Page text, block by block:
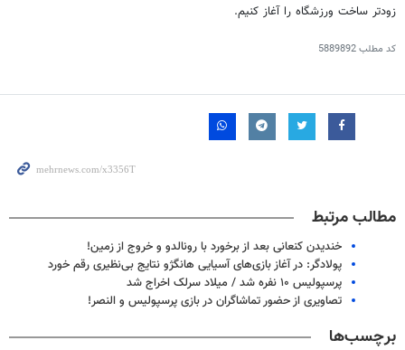
زودتر ساخت ورزشگاه را آغاز کنیم.
کد مطلب5889892
مطالب مرتبط
خندیدن کنعانی بعد از برخورد با رونالدو و خروج از زمین!
پولادگر: در آغاز بازی‌های آسیایی هانگژو نتایج بی‌نظیری رقم خورد
پرسپولیس ۱۰ نفره شد / میلاد سرلک اخراج شد
تصاویری از حضور تماشاگران در بازی پرسپولیس و النصر!
برچسب‌ها